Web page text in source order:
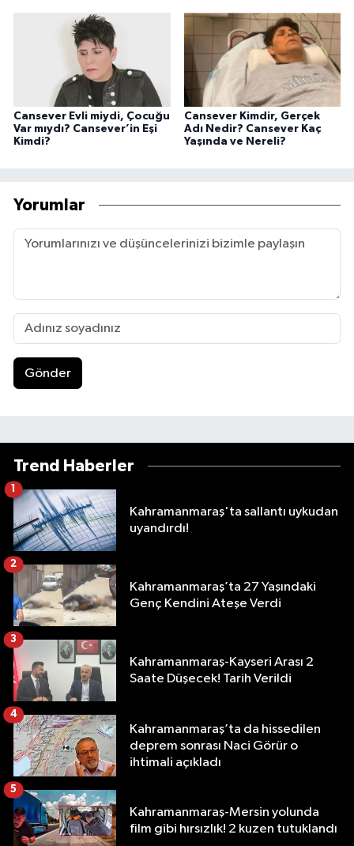
Cansever Evli miydi, Çocuğu
Var mıydı? Cansever’in Eşi
Kimdi?
Cansever Kimdir, Gerçek
Adı Nedir? Cansever Kaç
Yaşında ve Nereli?
Yorumlar
Gönder
Trend Haberler
Kahramanmaraş'ta sallantı uykudan
uyandırdı!
1
Kahramanmaraş’ta 27 Yaşındaki
Genç Kendini Ateşe Verdi
2
Kahramanmaraş-Kayseri Arası 2
Saate Düşecek! Tarih Verildi
3
Kahramanmaraş’ta da hissedilen
deprem sonrası Naci Görür o
ihtimali açıkladı
4
Kahramanmaraş-Mersin yolunda
film gibi hırsızlık! 2 kuzen tutuklandı
5